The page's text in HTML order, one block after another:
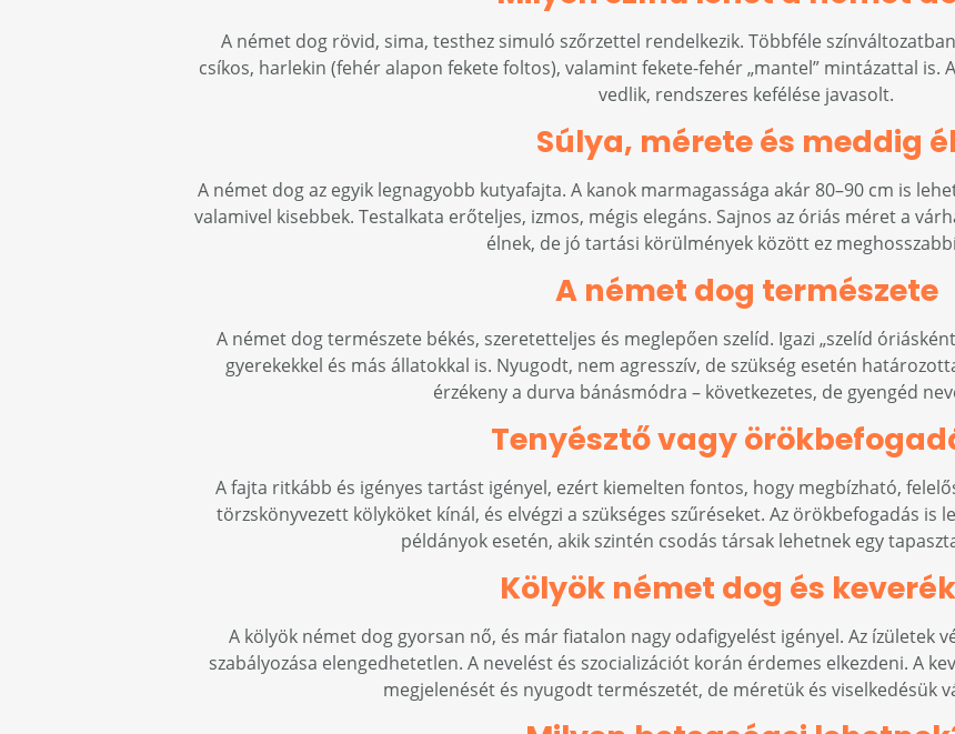
A német dog rövid, sima, testhez simuló szőrzettel rendelkezik. Többféle
csíkos, harlekin (fehér alapon fekete foltos), valamint fekete-fehér „mantel” mintázattal is.
vedlik, rendszeres kefélése javasolt.
Súlya, mérete és meddig él
A német dog az egyik legnagyobb kutyafajta. A kanok marmagassága akár 80–90 cm is
valamivel kisebbek. Testalkata erőteljes, izmos, mégis elegáns. Sajnos az óriás méret a
élnek, de jó tartási körülmények között ez
A német dog természete
A német dog természete békés, szeretetteljes és meglepően szelíd. Igazi „szelíd
gyerekekkel és más állatokkal is. Nyugodt, nem agresszív, de szükség esetén
érzékeny a durva bánásmódra – következetes, de gyengéd
Tenyésztő vagy
A fajta ritkább és igényes tartást igényel, ezért kiemelten fontos, hogy megbízható,
törzskönyvezett kölyköket kínál, és elvégzi a szükséges szűréseket. Az örökbefogadás is
példányok esetén, akik szintén csodás társak lehetnek egy
Kölyök német dog és
A kölyök német dog gyorsan nő, és már fiatalon nagy odafigyelést igényel. Az ízületek
szabályozása elengedhetetlen. A nevelést és szocializációt korán érdemes elkezdeni. A
megjelenését és nyugodt természetét, de méretük és viselkedésük